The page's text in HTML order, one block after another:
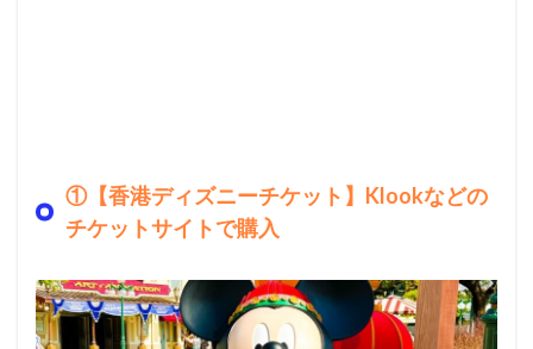
①【香港ディズニーチケット】Klookなどの
チケットサイトで購入